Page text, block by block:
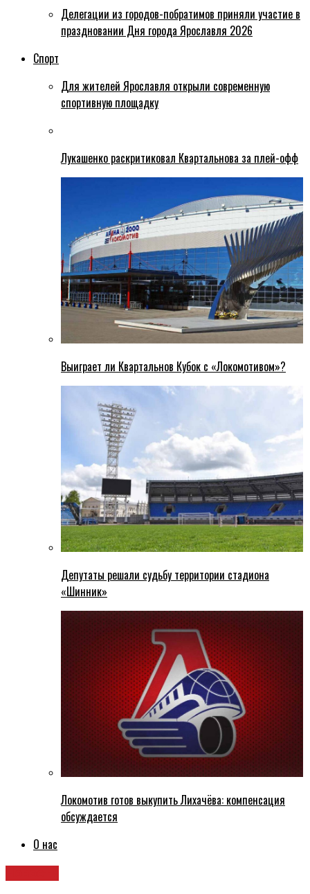
Делегации из городов-побратимов приняли участие в
праздновании Дня города Ярославля 2026
Спорт
Для жителей Ярославля открыли современную
спортивную площадку
Лукашенко раскритиковал Квартальнова за плей-офф
Выиграет ли Квартальнов Кубок с «Локомотивом»?
Депутаты решали судьбу территории стадиона
«Шинник»
Локомотив готов выкупить Лихачёва: компенсация
обсуждается
О нас